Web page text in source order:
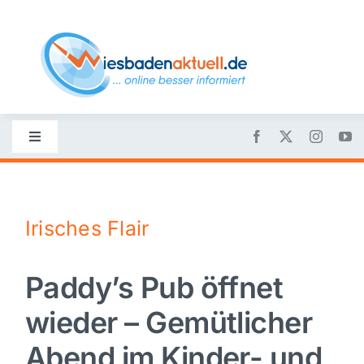
content
Toggle
Navigation
Nachrichten
Politik
Wirtschaft
Irisches Flair
Paddy’s Pub öffnet
wieder – Gemütlicher